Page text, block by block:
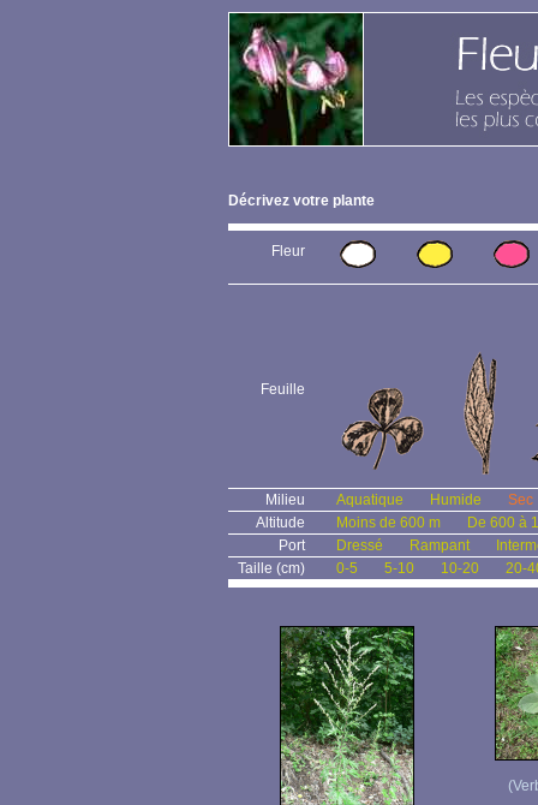
Décrivez votre plante
Fleur
Feuille
Milieu Aquatique Humide
Sec
Altitude
Moins de 600 m
De 600 à
Port
Dressé Rampant
Taille (cm)
0-5 5-10 10-20 20-